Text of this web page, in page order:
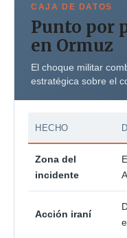
CAJA DE DATOS
Punto por
en Ormuz
El choque militar
estratégica sobre el
HECHO
Zona del
incidente
Acción iraní